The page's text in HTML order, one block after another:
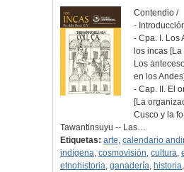
Contendio /
-
- Cpa. I. Los
los incas
Los
en los Andes]
- Cap. II. El
[La
Cusco y la
Tawantinsuyu -- Las…
Etiquetas: arte, calendario
indígena, cosmovisión, cultura,
etnohistoria, ganadería, historia,